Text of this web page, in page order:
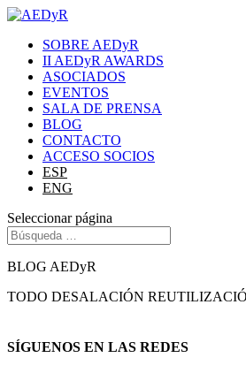
SOBRE AEDyR
II AEDyR AWARDS
ASOCIADOS
EVENTOS
SALA DE PRENSA
BLOG
CONTACTO
ACCESO SOCIOS
ESP
ENG
Seleccionar página
BLOG AEDyR
TODO DESALACIÓN
SÍGUENOS EN LAS REDES